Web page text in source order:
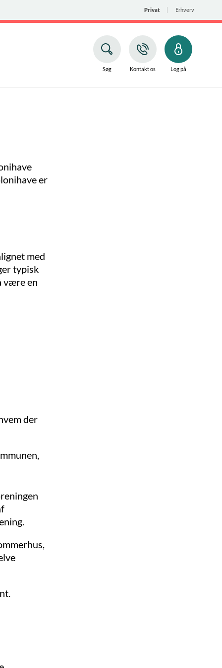
Privat Erhverv
Søg Kontakt os Log på
er
med
typisk
være en
der